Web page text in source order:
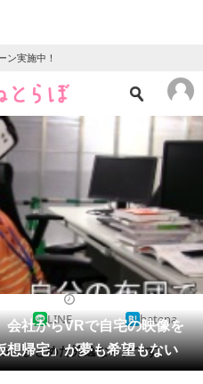
ン実施中！
ニュース
クイズ
地域
教育・育児
リサーチ
社からVRで自宅の映像を
想帰宅」が夢も希望もない
LINE hatena
にまとめた秀逸なネタです。